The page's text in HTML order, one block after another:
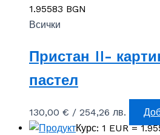
1.95583 BGN
Всички
Пристан II-
пастел
130,00 € / 254,26 лв.
Курс: 1 EUR =